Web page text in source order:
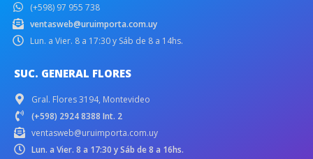
(+598) 97 955 738
ventasweb@uruimporta.com.uy
Lun. a Vier. 8 a 17:30 y Sáb de 8 a 14hs.
SUC. GENERAL FLORES
Gral. Flores 3194, Montevideo
(+598) 2924 8388 Int. 2
ventasweb@uruimporta.com.uy
Lun. a Vier. 8 a 17:30 y Sáb de 8 a 16hs.